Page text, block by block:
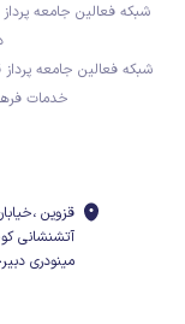
شبکه فعالین جامعه
شبکه فعالین جامعه پرداز
خدمات
قزوین
آتشنشانی
مینودری